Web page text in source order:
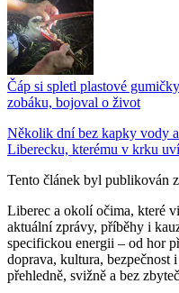
Čáp si spletl plastové
zobáku, bojoval o život
Několik dní bez kapky vody
Liberecku, kterému v krku
Tento článek byl publikován
Liberec a okolí očima, které
aktuální zprávy, příběhy i
specifickou energii – od hor
doprava, kultura, bezpečnost
přehledně, svižně a bez